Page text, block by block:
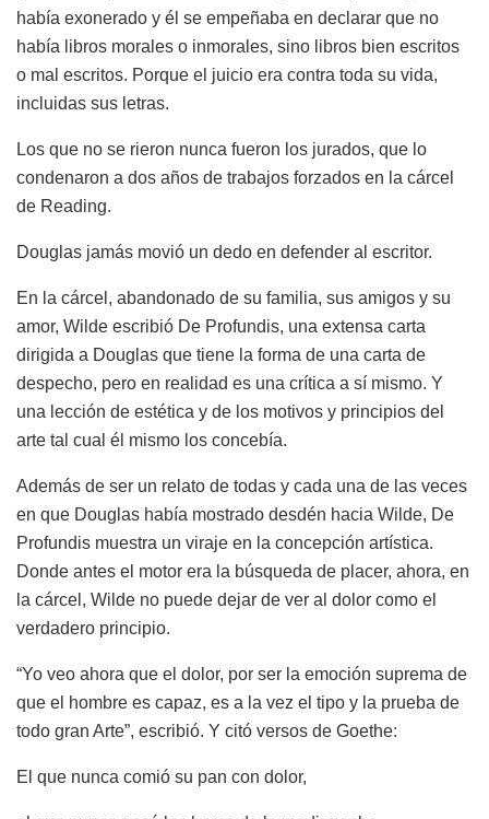
había exonerado y él se empeñaba en declarar que no
había libros morales o inmorales, sino libros bien escritos
o mal escritos. Porque el juicio era contra toda su vida,
incluidas sus letras.
Los que no se rieron nunca fueron los jurados, que lo
condenaron a dos años de trabajos forzados en la cárcel
de Reading.
Douglas jamás movió un dedo en defender al escritor.
En la cárcel, abandonado de su familia, sus amigos y su
amor, Wilde escribió De Profundis, una extensa carta
dirigida a Douglas que tiene la forma de una carta de
despecho, pero en realidad es una crítica a sí mismo. Y
una lección de estética y de los motivos y principios del
arte tal cual él mismo los concebía.
Además de ser un relato de todas y cada una de las veces
en que Douglas había mostrado desdén hacia Wilde, De
Profundis muestra un viraje en la concepción artística.
Donde antes el motor era la búsqueda de placer, ahora, en
la cárcel, Wilde no puede dejar de ver al dolor como el
verdadero principio.
“Yo veo ahora que el dolor, por ser la emoción suprema de
que el hombre es capaz, es a la vez el tipo y la prueba de
todo gran Arte”, escribió. Y citó versos de Goethe:
El que nunca comió su pan con dolor,